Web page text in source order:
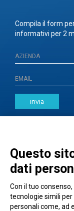
Compila il form
informativi per 2
invia
Questo
dati
Con il tuo
tecnologie simili
personali come, ad